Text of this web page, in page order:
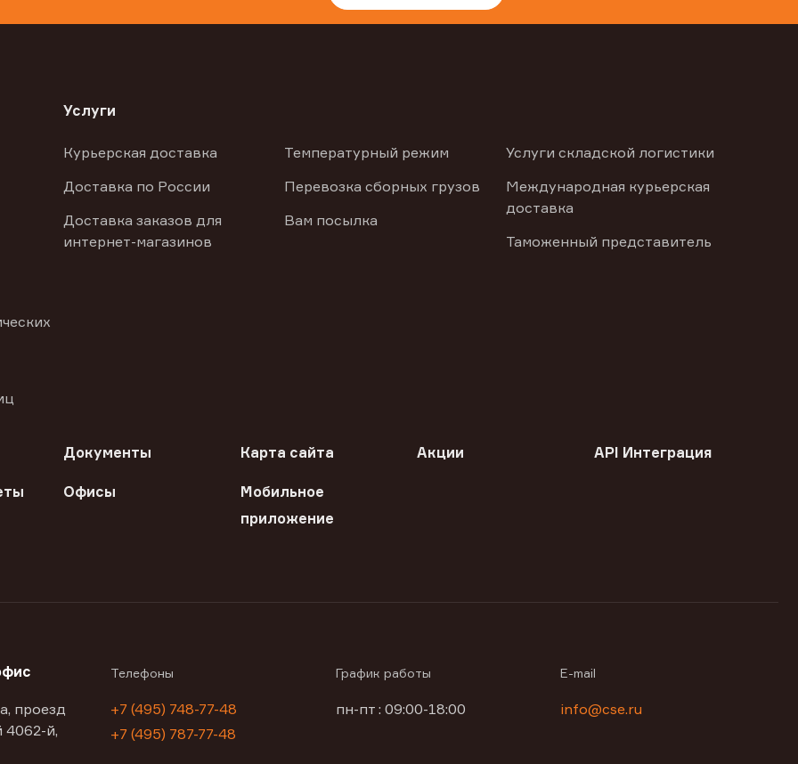
Услуги
Курьерская доставка
Доставка по России
Доставка заказов для
интернет-магазинов
Температурный режим
Перевозка сборных грузов
Вам посылка
Услуги складской логистики
Международная курьерская
доставка
Таможенный представитель
Документы Карта сайта Акции API Интеграция
Офисы
Мобильное
приложение
проезд
4062-й,
Телефоны
+7 (495) 748-77-48
+7 (495) 787-77-48
График работы
пн-пт : 09:00-18:00
E-mail
info@cse.ru